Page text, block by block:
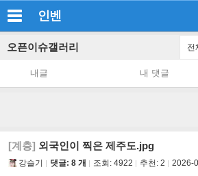
인벤
오픈이슈갤러리 전
내글 내 댓글
[계층] 외국인이 찍은 제주도.jpg
강슬기 댓글: 8 개 조회: 4922 추천: 2 2026-